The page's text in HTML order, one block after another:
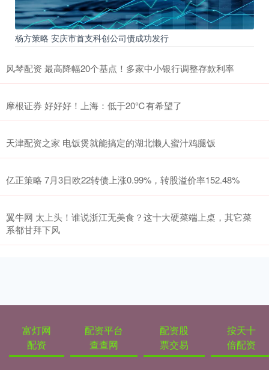
杨方策略 安庆市首支科创公司债成功发行
风琴配资 最高降幅20个基点！多家中小银行调整存款利率
摩根证券 好好好！上海：低于20℃有希望了
天津配资之家 电饭煲就能搞定的湖北懒人蜜汁鸡腿饭
亿正策略 7月3日欧22转债上涨0.99%，转股溢价率152.48%
翼牛网 太上头！谁说浙江无美食？这十大硬菜端上桌，其它菜
系都甘拜下风
富灯网
配资
配资平台
查查网
配资股
票交易
按天十
倍配资